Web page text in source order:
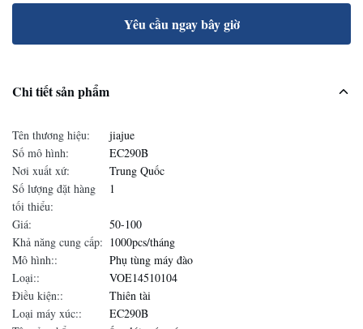
Yêu cầu ngay bây giờ
Chi tiết sản phẩm
Tên thương hiệu:
jiajue
Số mô hình:
EC290B
Nơi xuất xứ:
Trung Quốc
Số lượng đặt hàng
tối thiểu:
1
Giá:
50-100
Khả năng cung cấp: 1000pcs/tháng
Mô hình::
Phụ tùng máy đào
Loại::
VOE14510104
Điều kiện::
Thiên tài
Loại máy xúc::
EC290B